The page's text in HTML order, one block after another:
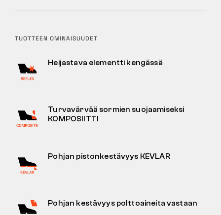
TUOTTEEN OMINAISUUDET
Heijastava elementti kengässä
Turvavärvää sormien suojaamiseksi
KOMPOSIITTI
Pohjan pistonkestävyys KEVLAR
Pohjan kestävyys polttoaineita vastaan